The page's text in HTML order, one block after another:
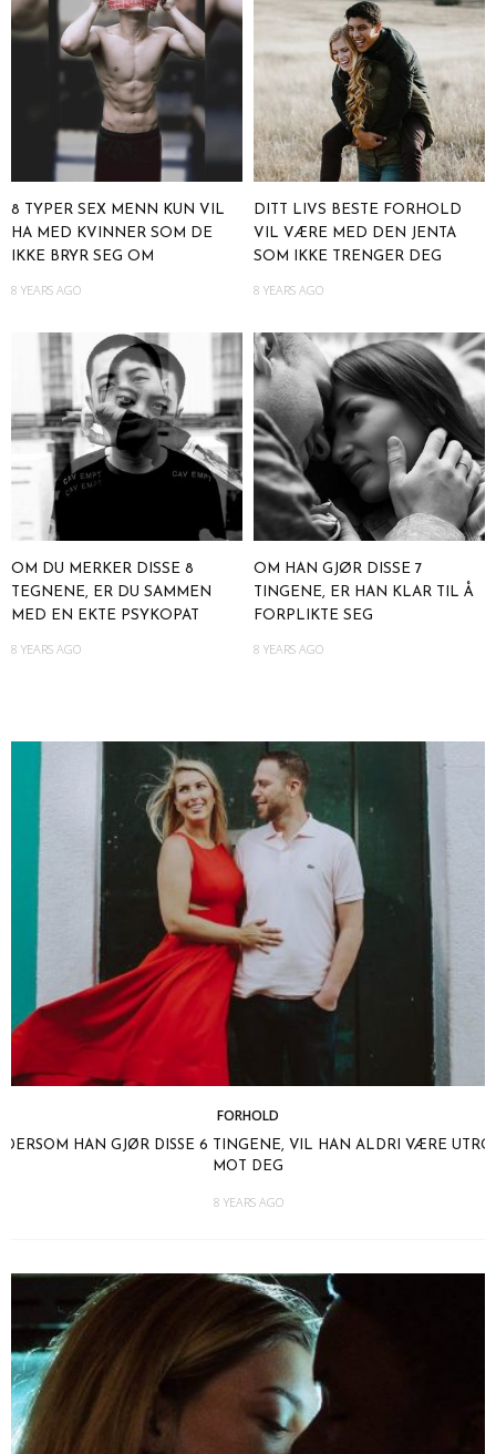
8 TYPER SEX MENN KUN VIL
HA MED KVINNER SOM DE
IKKE BRYR SEG OM
8 YEARS AGO
DITT LIVS BESTE FORHOLD
VIL VÆRE MED DEN JENTA
SOM IKKE TRENGER DEG
8 YEARS AGO
OM DU MERKER DISSE 8
TEGNENE, ER DU SAMMEN
MED EN EKTE PSYKOPAT
8 YEARS AGO
OM HAN GJØR DISSE 7
TINGENE, ER HAN KLAR TIL Å
FORPLIKTE SEG
8 YEARS AGO
FORHOLD
DERSOM HAN GJØR DISSE 6 TINGENE, VIL HAN ALDRI VÆRE UTRO
MOT DEG
8 YEARS AGO